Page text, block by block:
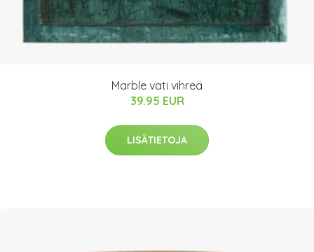
Marble vati vihreä
39.95 EUR
LISÄTIETOJA